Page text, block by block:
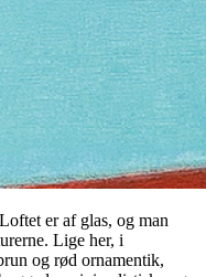
er af glas, og man
Lige her, i
og rød ornamentik,